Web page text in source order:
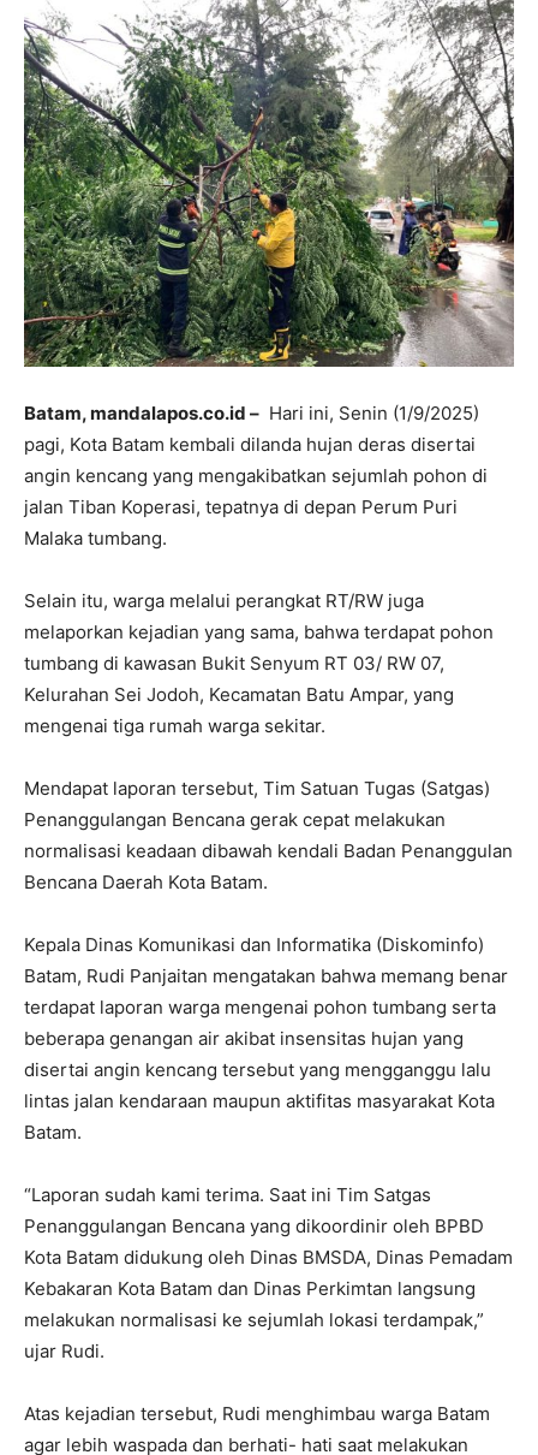
Batam, mandalapos.co.id – Hari ini, Senin (1/9/2025)
pagi, Kota Batam kembali dilanda hujan deras disertai
angin kencang yang mengakibatkan sejumlah pohon di
jalan Tiban Koperasi, tepatnya di depan Perum Puri
Malaka tumbang.
Selain itu, warga melalui perangkat RT/RW juga
melaporkan kejadian yang sama, bahwa terdapat pohon
tumbang di kawasan Bukit Senyum RT 03/ RW 07,
Kelurahan Sei Jodoh, Kecamatan Batu Ampar, yang
mengenai tiga rumah warga sekitar.
Mendapat laporan tersebut, Tim Satuan Tugas (Satgas)
Penanggulangan Bencana gerak cepat melakukan
normalisasi keadaan dibawah kendali Badan Penanggulan
Bencana Daerah Kota Batam.
Kepala Dinas Komunikasi dan Informatika (Diskominfo)
Batam, Rudi Panjaitan mengatakan bahwa memang benar
terdapat laporan warga mengenai pohon tumbang serta
beberapa genangan air akibat insensitas hujan yang
disertai angin kencang tersebut yang mengganggu lalu
lintas jalan kendaraan maupun aktifitas masyarakat Kota
Batam.
“Laporan sudah kami terima. Saat ini Tim Satgas
Penanggulangan Bencana yang dikoordinir oleh BPBD
Kota Batam didukung oleh Dinas BMSDA, Dinas Pemadam
Kebakaran Kota Batam dan Dinas Perkimtan langsung
melakukan normalisasi ke sejumlah lokasi terdampak,”
ujar Rudi.
Atas kejadian tersebut, Rudi menghimbau warga Batam
agar lebih waspada dan berhati- hati saat melakukan